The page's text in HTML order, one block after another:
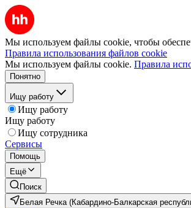
Мы используем файлы cookie, чтобы
Правила использования файлов cookie
Мы используем файлы cookie. Правила
Понятно
Ищу работу
Ищу работу
Ищу работу
Ищу сотрудника
Сервисы
Помощь
Ещё
Поиск
Белая Речка (Кабардино-Балкарская